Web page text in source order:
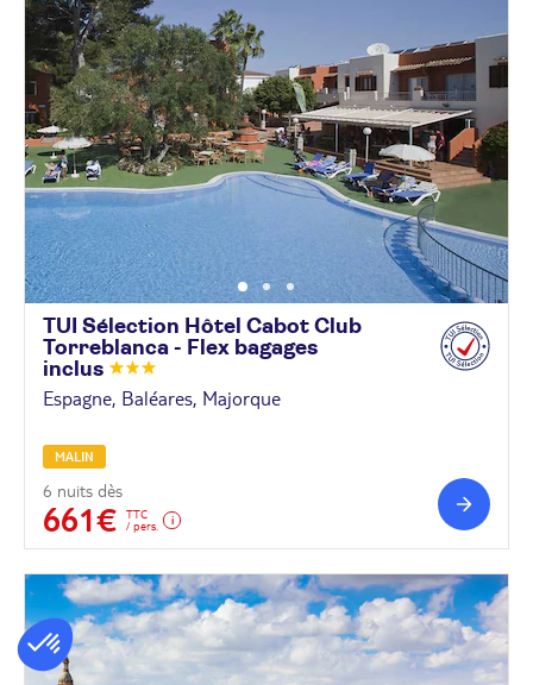
TUI Sélection Hôtel Cabot Club
Torreblanca - Flex bagages
inclus
Espagne, Baléares, Majorque
MALIN
6 nuits dès
661€
TTC
/ pers.